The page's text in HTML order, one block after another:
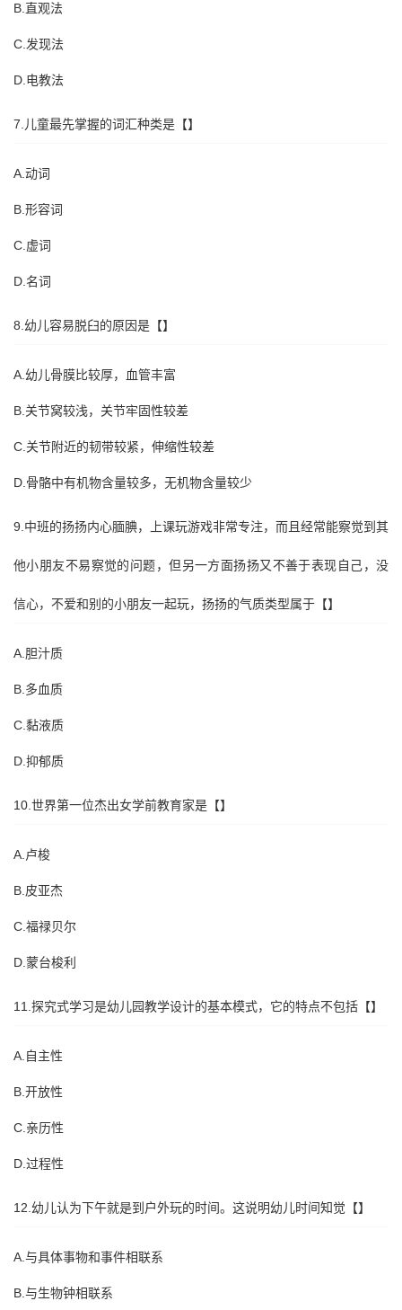
B.直观法
C.发现法
D.电教法
7.儿童最先掌握的词汇种类是【】
A.动词
B.形容词
C.虚词
D.名词
8.幼儿容易脱臼的原因是【】
A.幼儿骨膜比较厚，血管丰富
B.关节窝较浅，关节牢固性较差
C.关节附近的韧带较紧，伸缩性较差
D.骨骼中有机物含量较多，无机物含量较少
9.中班的扬扬内心腼腆，上课玩游戏非常专注，而且经常能察觉到其
他小朋友不易察觉的问题，但另一方面扬扬又不善于表现自己，没
信心，不爱和别的小朋友一起玩，扬扬的气质类型属于【】
A.胆汁质
B.多血质
C.黏液质
D.抑郁质
10.世界第一位杰出女学前教育家是【】
A.卢梭
B.皮亚杰
C.福禄贝尔
D.蒙台梭利
11.探究式学习是幼儿园教学设计的基本模式，它的特点不包括【】
A.自主性
B.开放性
C.亲历性
D.过程性
12.幼儿认为下午就是到户外玩的时间。这说明幼儿时间知觉【】
A.与具体事物和事件相联系
B.与生物钟相联系